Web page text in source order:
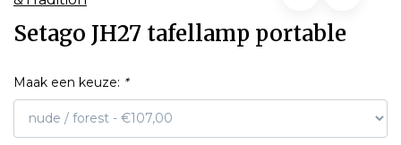
Setago JH27 tafellamp portable
Maak een keuze: *